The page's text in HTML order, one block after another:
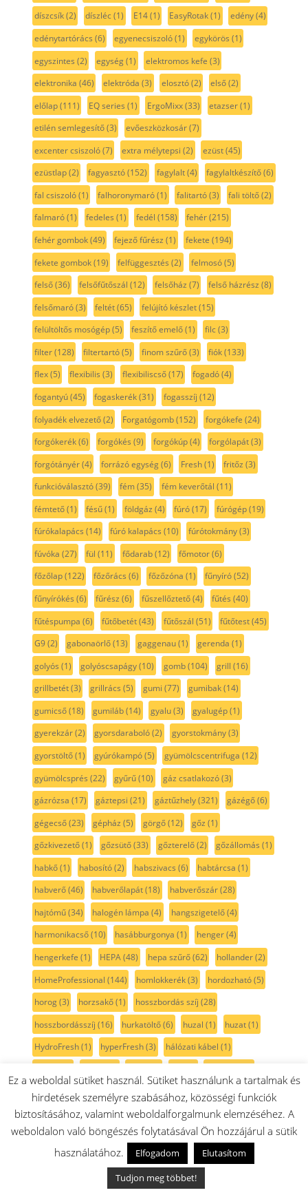
díszcsík(2) díszléc(1) E14(1) EasyRotak(1) edény(4)
edénytartórács (6) egyenecsiszoló(1) egykörös (1)
egyszintes (2) egység(1) elektromos kefe (3)
elektronika (46) elektróda (3) elosztó(2) első(2)
előlap(111) EQ series (1) ErgoMixx(33) etazser(1)
etilén semlegesítő(3) evőeszközkosár(7)
excenter csiszoló(7) extra mélytepsi (2) ezüst(45)
ezüstlap(2) fagyasztó(152) fagylalt(4) fagylaltkészítő(6)
fal csiszoló(1) falhoronymaró(1) falitartó(3) fali töltő(2)
falmaró(1) fedeles (1) fedél (158) fehér(215)
fehér gombok(49) fejező fűrész (1) fekete (194)
fekete gombok(19) felfüggesztés (2) felmosó(5)
felső(36) felsőfűtőszál (12) felsőház (7) felső házrész (8)
felsőmaró(3) feltét(65) felújító készlet(15)
felültöltős mosógép(5) feszítő emelő(1) filc(3)
filter(128) filtertartó(5) finom szűrő(3) fiók(133)
flex(5) flexibilis (3) flexibiliscső(17) fogadó(4)
fogantyú(45) fogaskerék(31) fogasszíj (12)
folyadék elvezető(2) Forgatógomb(152) forgókefe (24)
forgókerék(6) forgókés (9) forgókúp(4) forgólapát(3)
forgótányér(4) forrázó egység(6) Fresh(1) fritőz (3)
funkcióválasztó(39) fém(35) fém keverőtál (11)
fémtető(1) fésű(1) földgáz (4) fúró(17) fúrógép(19)
fúrókalapács (14) fúró kalapács (10) fúrótokmány(3)
fúvóka (27) fül (11) fődarab(12) főmotor(6)
főzőlap(122) főzőrács (6) főzőzóna (1) fűnyíró(52)
fűnyírókés (6) fűrész (6) fűszellőztető(4) fűtés (40)
fűtéspumpa (6) fűtőbetét(43) fűtőszál (51) fűtőtest(45)
G9(2) gabonaörlő(13) gaggenau(1) gerenda (1)
golyós (1) golyóscsapágy(10) gomb(104) grill (16)
grillbetét(3) grillrács (5) gumi (77) gumibak(14)
gumicső(18) gumiláb(14) gyalu(3) gyalugép(1)
gyerekzár(2) gyorsdaraboló(2) gyorstokmány(3)
gyorstöltő(1) gyúrókampó(5) gyümölcscentrifuga (12)
gyümölcsprés (22) gyűrű(10) gáz csatlakozó(3)
gázrózsa (17) gáztepsi (21) gáztűzhely(321) gázégő(6)
gégecső(23) gépház (5) görgő(12) gőz (1)
gőzkivezető(1) gőzsütő(33) gőzterelő(2) gőzállomás (1)
habkő(1) habosító(2) habszivacs (6) habtárcsa (1)
habverő(46) habverőlapát(18) habverőszár(28)
hajtómű(34) halogén lámpa (4) hangszigetelő(4)
harmonikacső(10) hasábburgonya (1) henger(4)
hengerkefe (1) HEPA(48) hepa szűrő(62) hollander(2)
HomeProfessional (144) homlokkerék(3) hordozható(5)
horog(3) horzsakő(1) hosszbordás szíj (28)
hosszbordásszíj (16) hurkatöltő(6) huzal (1) huzat(1)
HydroFresh(1) hyperFresh(3) hálózati kábel (1)
húsdaráló
(189) húsdaráló ház (15) húshőmérő
(1)
hőelem(7) hőfokszabályzó(52) hőfokérzékelő(4)
hőkioldó (3) hőkorlátozó(1) hőmérsékletkorlátozó(4)
hőmérsékletszabályozó
(28) hőmérsékletszabályzó(29)
hőszigetelt(2) hőszivattyús szárítógép
Ez a weboldal sütiket használ. Sütiket használunk a tartalmak és
hirdetések személyre szabásához, közösségi funkciók
biztosításához, valamint weboldalforgalmunk elemzéséhez. A
weboldalon való böngészés folytatásával Ön hozzájárul a sütik
használatához.
Elfogadom
Elutasítom
Tudjon meg többet!